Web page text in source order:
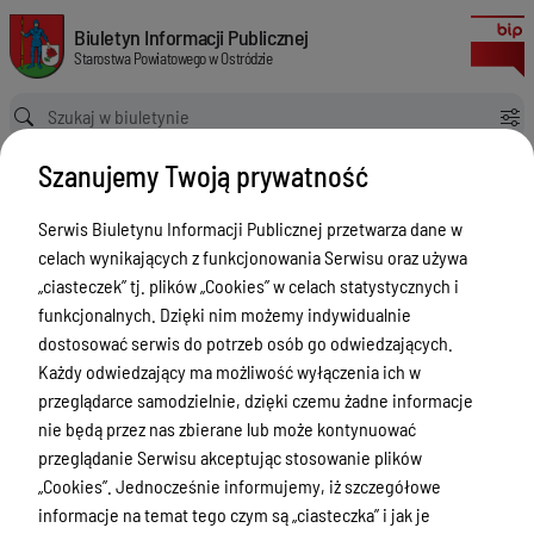
Wyniki egzaminacyjne w Ośrodkach Szkolenia Kierowców.
Biuletyn Informacji Publicznej Starostwa Powiatowego w Ostródzie
Biuletyn Informacji Publicznej
Starostwa Powiatowego w Ostródzie
Ścieżka powrotu
Strona główna
Poradnik interesanta Wydział Komunikacji i Transportu
Wyniki egzaminacyjne w Ośrodkach Szkolenia Kierowców.
Poradnik interesanta Wydział
Komunikacji i Transportu
Menu Przedmiotowe
Starostwo Powiatowe
Poradnik Interesanta
Informacje o naborze
Zamówienia Publiczne
nieobowiązująca z dnia
25-11-2019 12:19:23
Drukuj
Wyniki
egzaminacyjne
w Ośrodkach
Szanujemy Twoją prywatność
Serwis Biuletynu Informacji Publicznej przetwarza dane w
celach wynikających z funkcjonowania Serwisu oraz używa
„ciasteczek” tj. plików „Cookies” w celach statystycznych i
funkcjonalnych. Dzięki nim możemy indywidualnie
dostosować serwis do potrzeb osób go odwiedzających.
Każdy odwiedzający ma możliwość wyłączenia ich w
przeglądarce samodzielnie, dzięki czemu żadne informacje
nie będą przez nas zbierane lub może kontynuować
przeglądanie Serwisu akceptując stosowanie plików
„Cookies”. Jednocześnie informujemy, iż szczegółowe
informacje na temat tego czym są „ciasteczka” i jak je